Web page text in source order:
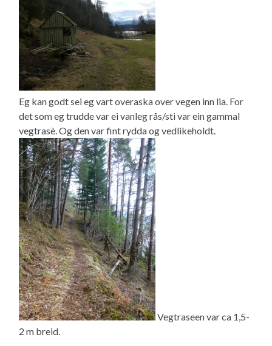
Eg kan godt sei eg vart overaska over vegen inn lia. For
det som eg trudde var ei vanleg rås/sti var ein gammal
vegtrasè. Og den var fint rydda og vedlikeholdt.
Vegtraseen var ca 1,5-
2 m breid.